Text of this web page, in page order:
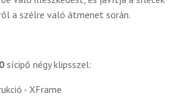
a szélre való átmenet során.
sícipő négy klipsszel:
- XFrame